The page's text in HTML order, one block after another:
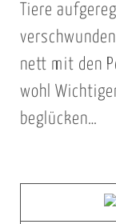
Tiere
nett mit den
wohl
beglücken…